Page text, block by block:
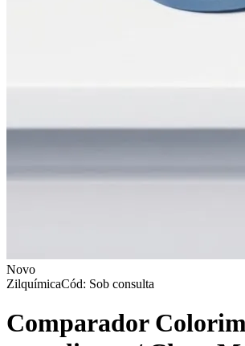
Novo
ZilquímicaCód: Sob consulta
Comparador